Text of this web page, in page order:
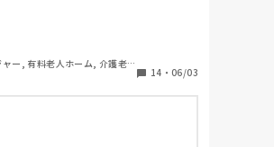
務、利用者様からのハラスメン
スメントに関しては、上司に相
ー, 有料老人ホーム, 介護老
14 ・ 06/03